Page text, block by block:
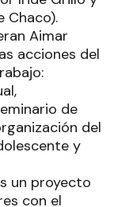
Chaco).
Aimar
acciones del
de
del
y
un proyecto
con el